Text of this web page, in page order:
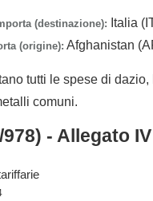
(destinazione): Italia
(origine): Afghanistan
tutti le spese di
comuni.
978) - Allegato